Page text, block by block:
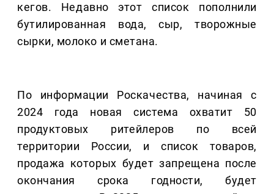
кегов. Недавно этот список пополнили
бутилированная вода, сыр, творожные
сырки, молоко и сметана.
По информации Роскачества, начиная с
2024 года новая система охватит 50
продуктовых ритейлеров по всей
территории России, и список товаров,
продажа которых будет запрещена после
окончания срока годности, будет